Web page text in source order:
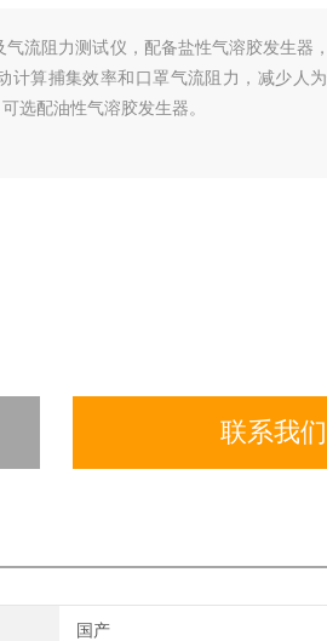
流阻力测试仪，配备盐性气溶胶发生器
计算捕集效率和口罩气流阻力，减少人
选配油性气溶胶发生器。
联系我们
国产